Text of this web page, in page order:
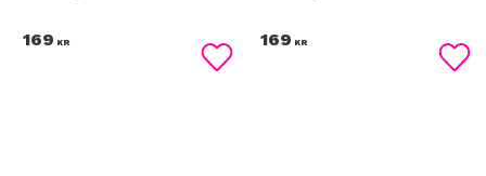
169 KR
Lägg till i favoriter
169 KR